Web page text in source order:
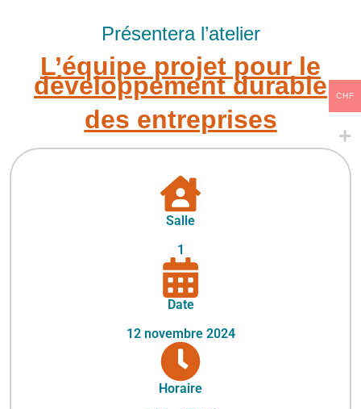
Présentera l’atelier
L’équipe projet pour le
développement durable
des entreprises
Salle
1
Date
12 novembre 2024
Horaire
CHF